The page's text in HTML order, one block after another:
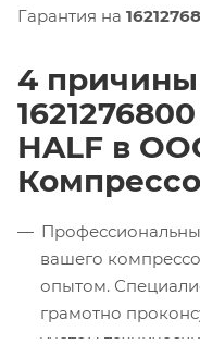
Гарантия на
4 причины
HALF в
вашего
опытом.
грамотно